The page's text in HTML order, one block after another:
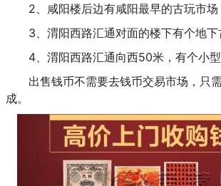
2、咸阳楼后边有咸阳最早的古玩市场
3、渭阳西路汇通对面的楼下有个地下
4、渭阳西路汇通向西50米，有个小型
出售钱币不需要去钱币交易市场，只
成。